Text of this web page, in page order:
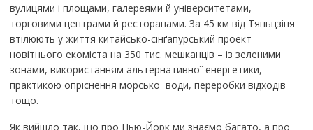
вулицями і площами, галереями й університетами,
торговими центрами й ресторанами. За 45 км від Тяньцзіня
втілюють у життя китайсько-сінґапурський проект
новітнього екоміста на 350 тис. мешканців – із зеленими
зонами, використанням альтернативної енергетики,
практикою опріснення морської води, переробки відходів
тощо.
Як вийшло так, що про Нью-Йорк ми знаємо багато, а про